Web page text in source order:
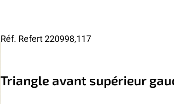
Réf. Refert220998,117
Triangle avant supérieur